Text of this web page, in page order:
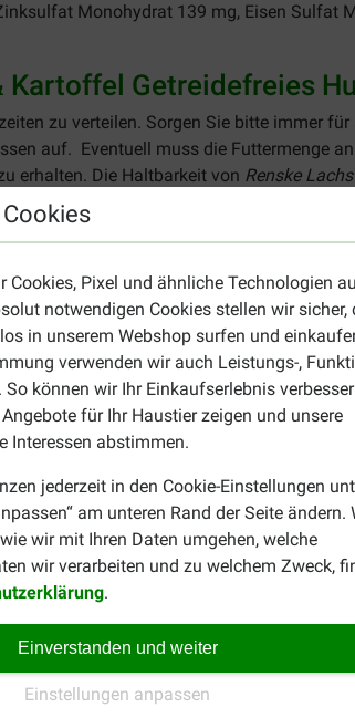
Cookies, Pixel und ähnliche Technologien
notwendigen Cookies stellen wir sicher,
in unserem Webshop surfen und
verwenden wir auch Leistungs-,
können wir Ihr Einkaufserlebnis
für Ihr Haustier zeigen und unsere
Interessen abstimmen.
jederzeit in den Cookie-Einstellungen
am unteren Rand der Seite ändern.
wir mit Ihren Daten umgehen, welche
wir verarbeiten und zu welchem Zweck,
.
Einverstanden und weiter
Einstellungen anpassen
Monohydrat 139 mg, Eisen Sulfat
Kartoffel Getreidefreies
zu verteilen. Sorgen Sie bitte immer
auf. ​Eventuell muss die Futtermenge
erhalten. Die Haltbarkeit von Renske
Sie sich an die vorgegebene
Getreidefreies Hundefutter? So
Muruel B
17-10-2024
Prima product , ik geef het